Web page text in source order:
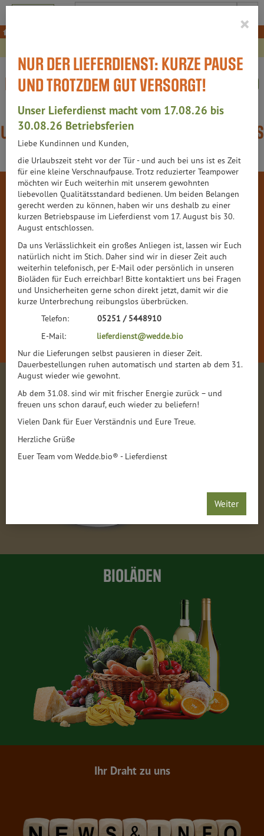
Produkt
×
NUR DER LIEFERDIENST: KURZE PAUSE
UND TROTZDEM GUT VERSORGT!
Unser Lieferdienst macht vom 17.08.26 bis
30.08.26 Betriebsferien
Liebe Kundinnen und Kunden,
die Urlaubszeit steht vor der Tür - und auch bei uns ist es Zeit
für eine kleine Verschnaufpause. Trotz reduzierter Teampower
möchten wir Euch weiterhin mit unserem gewohnten
liebevollen Qualitätsstandard bedienen. Um beiden Belangen
gerecht werden zu können, haben wir uns deshalb zu einer
kurzen Betriebspause im Lieferdienst vom 17. August bis 30.
August entschlossen.
Da uns Verlässlichkeit ein großes Anliegen ist, lassen wir Euch
natürlich nicht im Stich. Daher sind wir in dieser Zeit auch
weiterhin telefonisch, per E-Mail oder persönlich in unseren
Bioläden für Euch erreichbar! Bitte kontaktiert uns bei Fragen
und Unsicherheiten gerne schon direkt jetzt, damit wir die
kurze Unterbrechung reibungslos überbrücken.
Telefon: 05251 / 5448910
E-Mail: lieferdienst@wedde.bio
Nur die Lieferungen selbst pausieren in dieser Zeit.
Dauerbestellungen ruhen automatisch und starten ab dem 31.
August wieder wie gewohnt.
Ab dem 31.08. sind wir mit frischer Energie zurück – und
freuen uns schon darauf, euch wieder zu beliefern!
Vielen Dank für Euer Verständnis und Eure Treue.
Herzliche Grüße
Euer Team vom Wedde.bio® - Lieferdienst
Weiter
NUR DER LIEFERDIENST:KURZE PAUSE UND
TROTZDEM GUT VERSORGT!
UNSER LIEFERDIENST MACHT VOM 17.08. BIS
30.08. BETRIEBSFERIEN
SHOP
BISTROS
BIOLÄDEN
Ihr Draht zu uns